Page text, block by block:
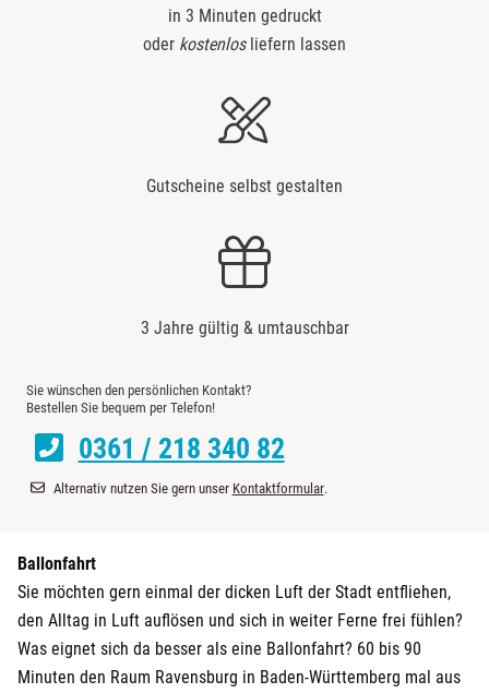
in 3 Minuten gedruckt
oder kostenlosliefern lassen
Gutscheine selbst gestalten
3 Jahre gültig & umtauschbar
Sie wünschen den persönlichen Kontakt?
Bestellen Sie bequem per Telefon!
0361 / 218 340 82
Alternativ nutzen Sie gern unser Kontaktformular.
Ballonfahrt
Sie möchten gern einmal der dicken Luft der Stadt entfliehen,
den Alltag in Luft auflösen und sich in weiter Ferne frei fühlen?
Was eignet sich da besser als eine Ballonfahrt? 60 bis 90
Minuten den Raum Ravensburg in Baden-Württemberg mal aus
Cloppenburg
Coburg
Darmstadt
Deggendorf
Dessau